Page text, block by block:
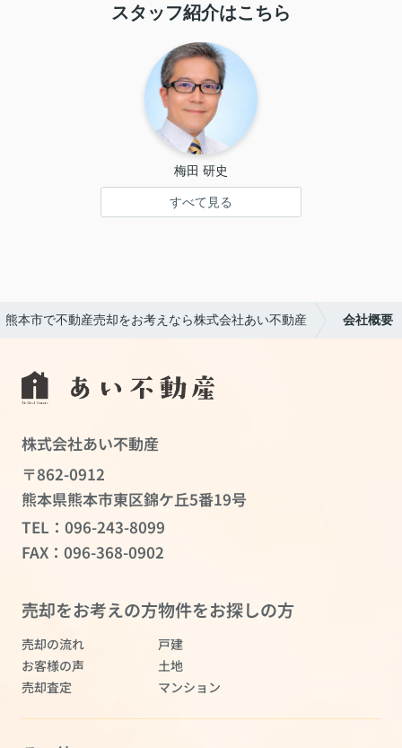
スタッフ紹介はこちら
梅田 研史
すべて見る
熊本市で不動産売却をお考えなら株式会社あい不動産 会社概要
株式会社あい不動産
〒862-0912
熊本県熊本市東区錦ケ丘5番19号
TEL： 096-243-8099
FAX：096-368-0902
売却をお考えの方
売却の流れ
お客様の声
売却査定
物件をお探しの方
戸建
土地
マンション